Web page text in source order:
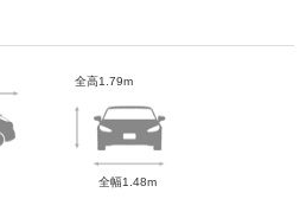
全高1.79m
全幅1.48m